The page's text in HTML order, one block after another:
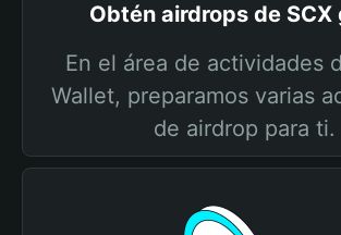
Obtén airdrops de SCX
En el área de actividades
Wallet, preparamos varias
de airdrop para ti.